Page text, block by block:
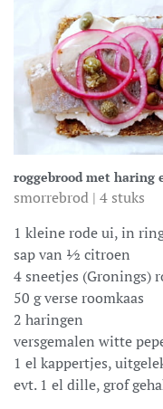
roggebrood met haring
smorrebrod | 4 stuks
1 kleine rode ui, in
sap van ½ citroen
4 sneetjes (Gronings)
50 g verse roomkaas
2 haringen
versgemalen witte
1 el kappertjes,
evt. 1 el dille, grof